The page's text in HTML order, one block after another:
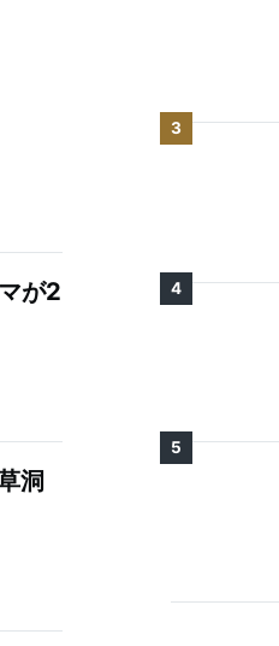
が2
洞
3
4
5